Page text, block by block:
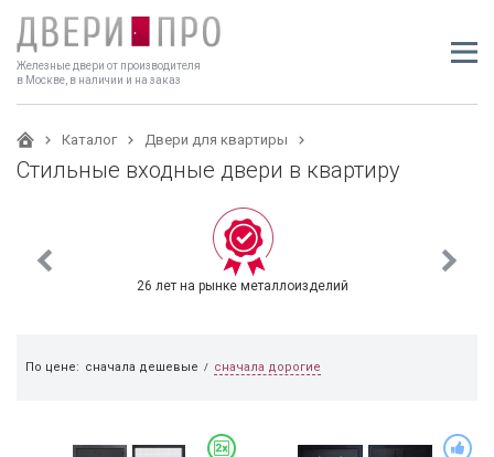
Железные двери от производителя
в Москве, в наличии и на заказ
Каталог Двери для квартиры
Стильные входные двери в квартиру
26 лет на рынке металлоизделий
По цене: сначала дешевые / сначала дорогие